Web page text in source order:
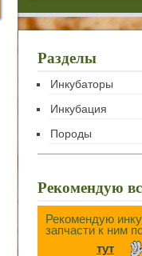
Разделы
Инкубаторы
Инкубация
Породы
Рекомендую
Рекомендую
запчасти к ним
тут